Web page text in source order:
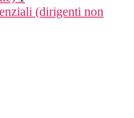
(dirigenti non